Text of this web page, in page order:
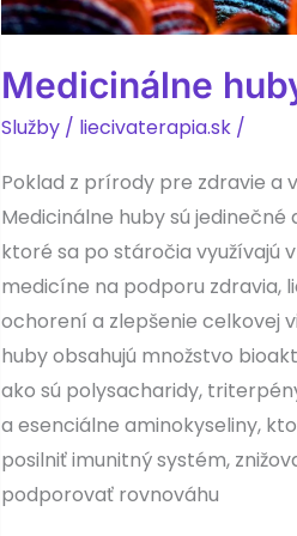
Medicinálne
Služby / liecivaterapia.sk /
Poklad z prírody pre zdravie a
Medicinálne huby sú
ktoré sa po stáročia využívajú
medicíne na podporu zdravia,
ochorení a zlepšenie celkovej
huby obsahujú množstvo
ako sú polysacharidy,
a esenciálne aminokyseliny,
posilniť imunitný systém,
podporovať rovnováhu